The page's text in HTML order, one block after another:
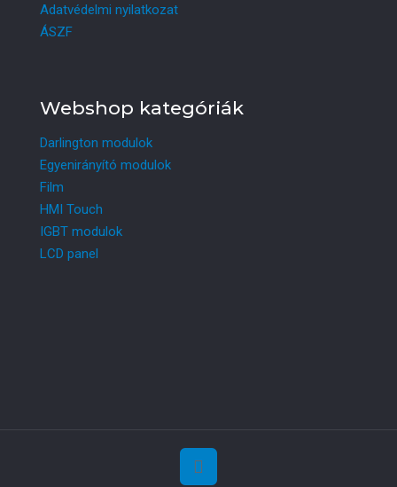
Adatvédelmi nyilatkozat
ÁSZF
Webshop kategóriák
Darlington modulok
Egyenirányító modulok
Film
HMI Touch
IGBT modulok
LCD panel